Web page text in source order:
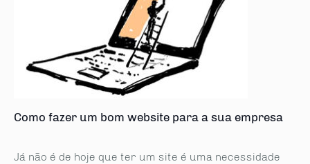
Como fazer um bom website para a sua empresa
Já não é de hoje que ter um site é uma necessidade